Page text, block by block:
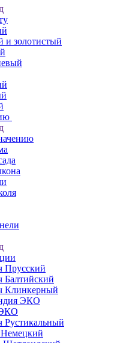
и золотистый
Прусский
Балтийский
Клинкерный
ЭКО
Рустикальный
Немецкий